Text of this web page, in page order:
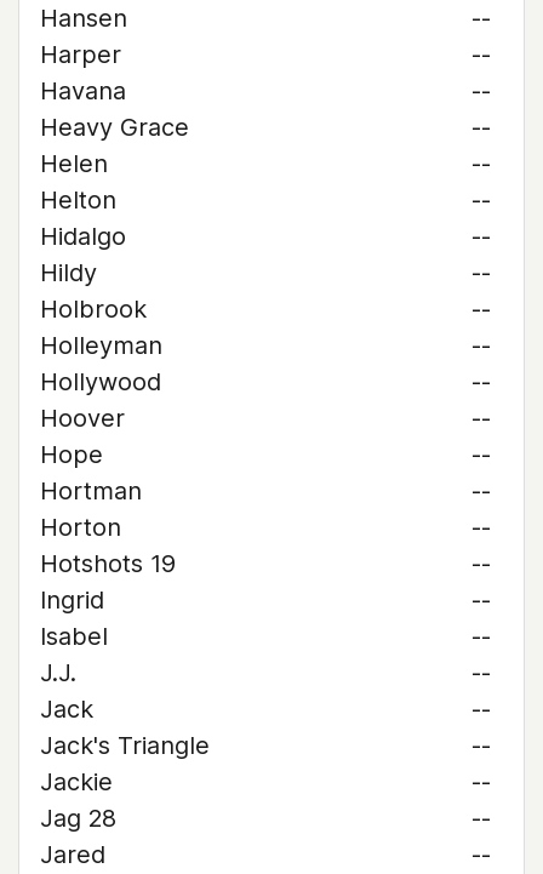
Hansen
--
Harper
--
Havana
--
Heavy Grace
--
Helen
--
Helton
--
Hidalgo
--
Hildy
--
Holbrook
--
Holleyman
--
Hollywood
--
Hoover
--
Hope
--
Hortman
--
Horton
--
Hotshots 19
--
Ingrid
--
Isabel
--
J.J.
--
Jack
--
Jack's Triangle
--
Jackie
--
Jag 28
--
Jared
--